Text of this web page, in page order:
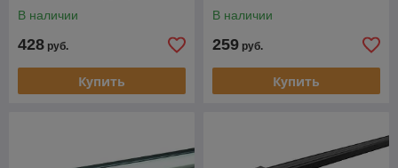
В наличии
428 руб.
Купить
В наличии
259 руб.
Купить